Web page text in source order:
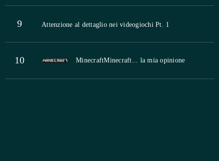
9 Attenzione al dettaglio nei videogiochi Pt. 1
10 MinecraftMinecraft... la mia opinione